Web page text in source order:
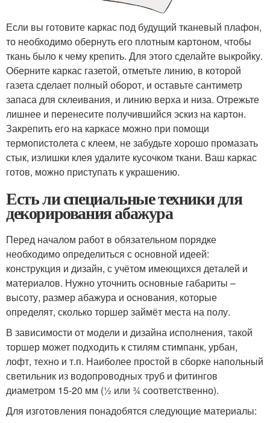
Если вы готовите каркас под будущий тканевый плафон,
то необходимо обернуть его плотным картоном, чтобы
ткань было к чему крепить. Для этого сделайте выкройку.
Оберните каркас газетой, отметьте линию, в которой
газета сделает полный оборот, и оставьте сантиметр
запаса для склеивания, и линию верха и низа. Отрежьте
лишнее и перенесите получившийся эскиз на картон.
Закрепить его на каркасе можно при помощи
термопистолета с клеем, не забудьте хорошо промазать
стык, излишки клея удалите кусочком ткани. Ваш каркас
готов, можно приступать к украшению.
Есть ли специальные техники для
декорирования абажура
Перед началом работ в обязательном порядке
необходимо определиться с основной идеей:
конструкция и дизайн, с учётом имеющихся деталей и
материалов. Нужно уточнить основные габариты –
высоту, размер абажура и основания, которые
определят, сколько торшер займёт места на полу.
В зависимости от модели и дизайна исполнения, такой
торшер может подходить к стилям стимпанк, урбан,
лофт, техно и т.п. Наиболее простой в сборке напольный
светильник из водопроводных труб и фитингов
диаметром 15-20 мм (½ или ¾ соответственно).
Для изготовления понадобятся следующие материалы: